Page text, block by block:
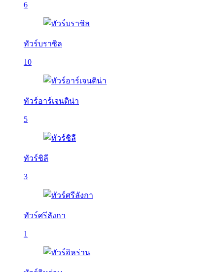
6
ทัวร์บราซิล
10
ทัวร์อาร์เจนติน่า
5
ทัวร์ชิลี
3
ทัวร์ศรีลังกา
1